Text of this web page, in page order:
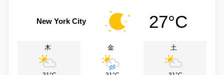
New York City 27°C
木 金 土